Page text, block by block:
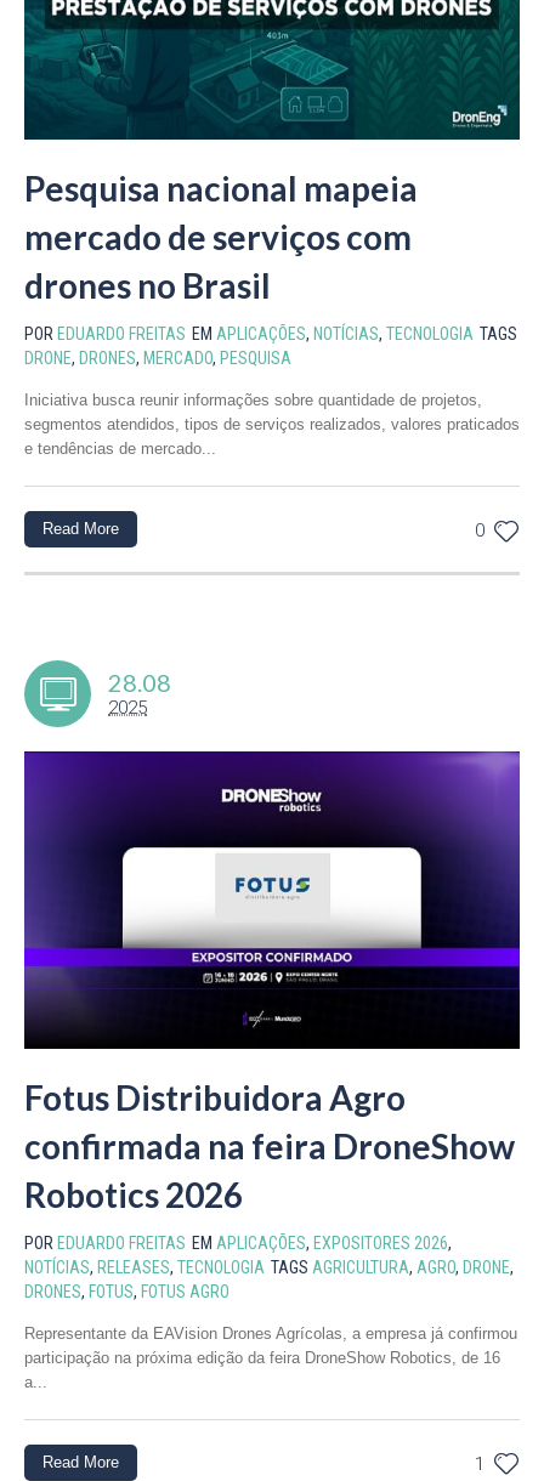
Pesquisa nacional mapeia
mercado de serviços com
drones no Brasil
POR EDUARDO FREITAS EM APLICAÇÕES, NOTÍCIAS, TECNOLOGIA TAGS
DRONE, DRONES, MERCADO, PESQUISA
Iniciativa busca reunir informações sobre quantidade de projetos,
segmentos atendidos, tipos de serviços realizados, valores praticados
e tendências de mercado...
0
Read More
28.08
2025
Fotus Distribuidora Agro
confirmada na feira DroneShow
Robotics 2026
POR EDUARDO FREITAS EM APLICAÇÕES, EXPOSITORES 2026,
NOTÍCIAS, RELEASES, TECNOLOGIA TAGS AGRICULTURA, AGRO, DRONE,
DRONES, FOTUS, FOTUS AGRO
Representante da EAVision Drones Agrícolas, a empresa já confirmou
participação na próxima edição da feira DroneShow Robotics, de 16
a...
1
Read More